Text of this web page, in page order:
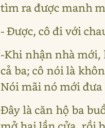
tìm ra được manh
- Được, cô đi với
-Khi nhận nhà mới,
cả ba; cô nói là
Nói mãi nó mới đưa
Đây là căn hộ ba